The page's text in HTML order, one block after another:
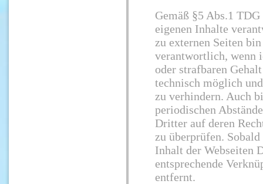
Gemäß §5 Abs.1
eigenen Inhalte
zu externen Seiten
verantwortlich, wenn
oder strafbaren
technisch möglich
zu verhindern. Auch
periodischen
Dritter auf deren
zu überprüfen.
Inhalt der Webseiten
entsprechende
entfernt.